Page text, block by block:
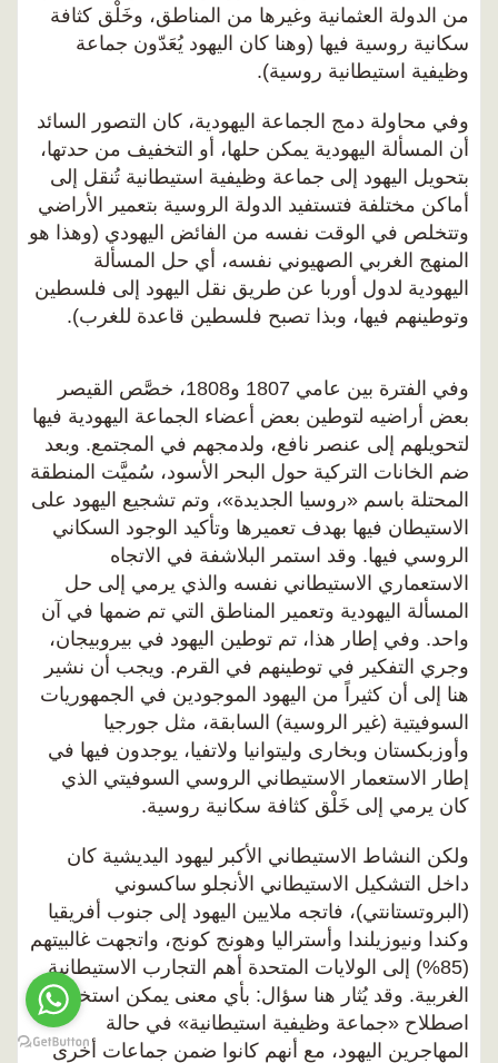
من الدولة العثمانية وغيرها من المناطق، وخَلْق كثافة
سكانية روسية فيها (وهنا كان اليهود يُعَدّون جماعة
وظيفية استيطانية روسية).
وفي محاولة دمج الجماعة اليهودية، كان التصور السائد
أن المسألة اليهودية يمكن حلها، أو التخفيف من حدتها،
بتحويل اليهود إلى جماعة وظيفية استيطانية تُنقل إلى
أماكن مختلفة فتستفيد الدولة الروسية بتعمير الأراضي
وتتخلص في الوقت نفسه من الفائض اليهودي (وهذا هو
المنهج الغربي الصهيوني نفسه، أي حل المسألة
اليهودية لدول أوربا عن طريق نقل اليهود إلى فلسطين
وتوطينهم فيها، وبذا تصبح فلسطين قاعدة للغرب).
وفي الفترة بين عامي 1807 و1808، خصَّص القيصر
بعض أراضيه لتوطين بعض أعضاء الجماعة اليهودية فيها
لتحويلهم إلى عنصر نافع، ولدمجهم في المجتمع. وبعد
ضم الخانات التركية حول البحر الأسود، سُميَّت المنطقة
المحتلة باسم «روسيا الجديدة»، وتم تشجيع اليهود على
الاستيطان فيها بهدف تعميرها وتأكيد الوجود السكاني
الروسي فيها. وقد استمر البلاشفة في الاتجاه
الاستعماري الاستيطاني نفسه والذي يرمي إلى حل
المسألة اليهودية وتعمير المناطق التي تم ضمها في آن
واحد. وفي إطار هذا، تم توطين اليهود في بيروبيجان،
وجري التفكير في توطينهم في القرم. ويجب أن نشير
هنا إلى أن كثيراً من اليهود الموجودين في الجمهوريات
السوفيتية (غير الروسية) السابقة، مثل جورجيا
وأوزبكستان وبخارى وليتوانيا ولاتفيا، يوجدون فيها في
إطار الاستعمار الاستيطاني الروسي السوفيتي الذي
كان يرمي إلى خَلْق كثافة سكانية روسية.
ولكن النشاط الاستيطاني الأكبر ليهود اليديشية كان
داخل التشكيل الاستيطاني الأنجلو ساكسوني
(البروتستانتي)، فاتجه ملايين اليهود إلى جنوب أفريقيا
وكندا ونيوزيلندا وأستراليا وهونج كونج، واتجهت غالبيتهم
(85%) إلى الولايات المتحدة أهم التجارب الاستيطانية
الغربية. وقد يُثار هنا سؤال: بأي معنى يمكن استخدام
اصطلاح «جماعة وظيفية استيطانية» في حالة
المهاجرين اليهود، مع أنهم كانوا ضمن جماعات أخرى